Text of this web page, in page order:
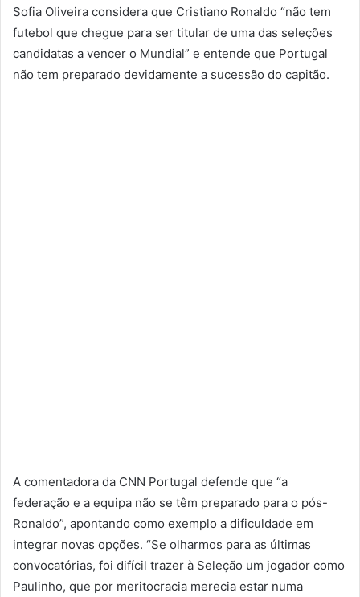
Sofia Oliveira considera que Cristiano Ronaldo “não tem
futebol que chegue para ser titular de uma das seleções
candidatas a vencer o Mundial” e entende que Portugal
não tem preparado devidamente a sucessão do capitão.
A comentadora da CNN Portugal defende que “a
federação e a equipa não se têm preparado para o pós-
Ronaldo”, apontando como exemplo a dificuldade em
integrar novas opções. “Se olharmos para as últimas
convocatórias, foi difícil trazer à Seleção um jogador como
Paulinho, que por meritocracia merecia estar numa